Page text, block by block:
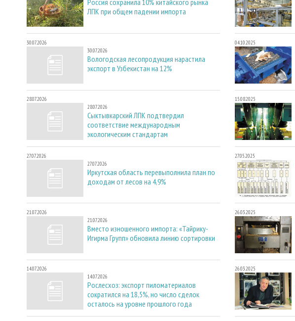
Россия сохранила 10% китайского рынка
ЛПК при общем падении импорта
30.07.2026
30.07.2026
Вологодская лесопродукция нарастила
экспорт в Узбекистан на 12%
28.07.2026
28.07.2026
Сыктывкарский ЛПК подтвердил
соответствие международным
экологическим стандартам
27.07.2026
27.07.2026
Иркутская область перевыполнила план по
доходам от лесов на 4,9%
21.07.2026
21.07.2026
Вместо изношенного импорта: «Тайрику-
Игирма Групп» обновила линию сортировки
14.07.2026
14.07.2026
Рослесхоз: экспорт пиломатериалов
сократился на 18,5%, но число сделок
осталось на уровне прошлого года
04.10.2025
15.08.2025
27.05.2025
26.03.2025
26.03.2025